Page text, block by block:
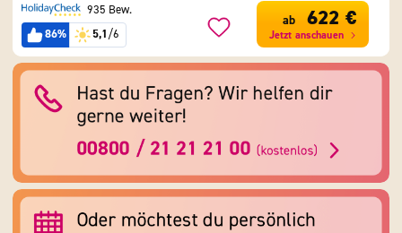
935 Bew.
86%
5,1/6
ab 622 €
Jetzt anschauen